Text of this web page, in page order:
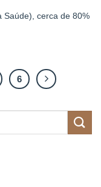
Saúde), cerca de 80%
6